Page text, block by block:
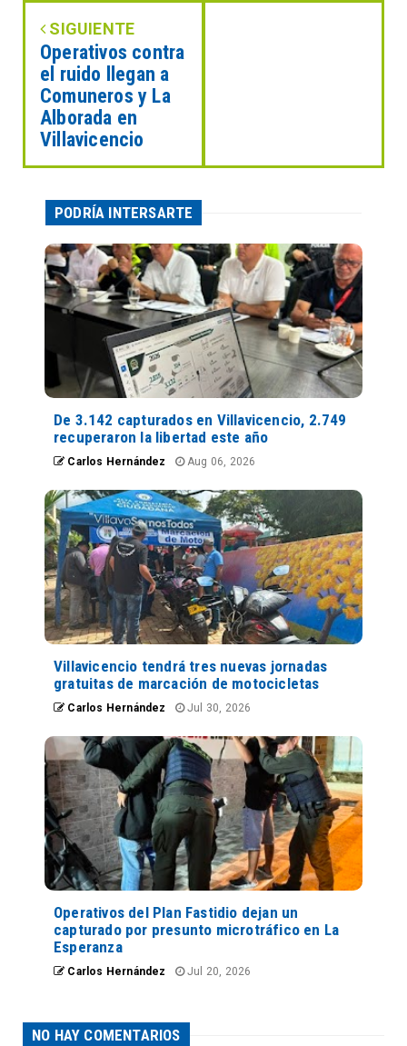
SIGUIENTE
Operativos contra
el ruido llegan a
Comuneros y La
Alborada en
Villavicencio
PODRÍA INTERSARTE
De 3.142 capturados en Villavicencio, 2.749
recuperaron la libertad este año
Carlos Hernández Aug 06, 2026
Villavicencio tendrá tres nuevas jornadas
gratuitas de marcación de motocicletas
Carlos Hernández Jul 30, 2026
Operativos del Plan Fastidio dejan un
capturado por presunto microtráfico en La
Esperanza
Carlos Hernández Jul 20, 2026
NO HAY COMENTARIOS